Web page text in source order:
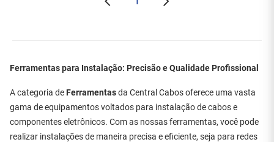
Ferramentas para Instalação: Precisão e Qualidade Profissional
A categoria de Ferramentasda Central Cabos oferece uma vasta
gama de equipamentos voltados para instalação de cabos e
componentes eletrônicos. Com as nossas ferramentas, você pode
realizar instalações de maneira precisa e eficiente, seja para redes